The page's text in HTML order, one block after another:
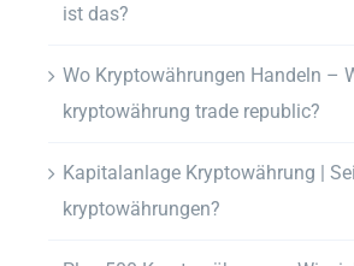
ist das?
Wo Kryptowährungen Handeln –
kryptowährung trade republic?
Kapitalanlage Kryptowährung |
kryptowährungen?